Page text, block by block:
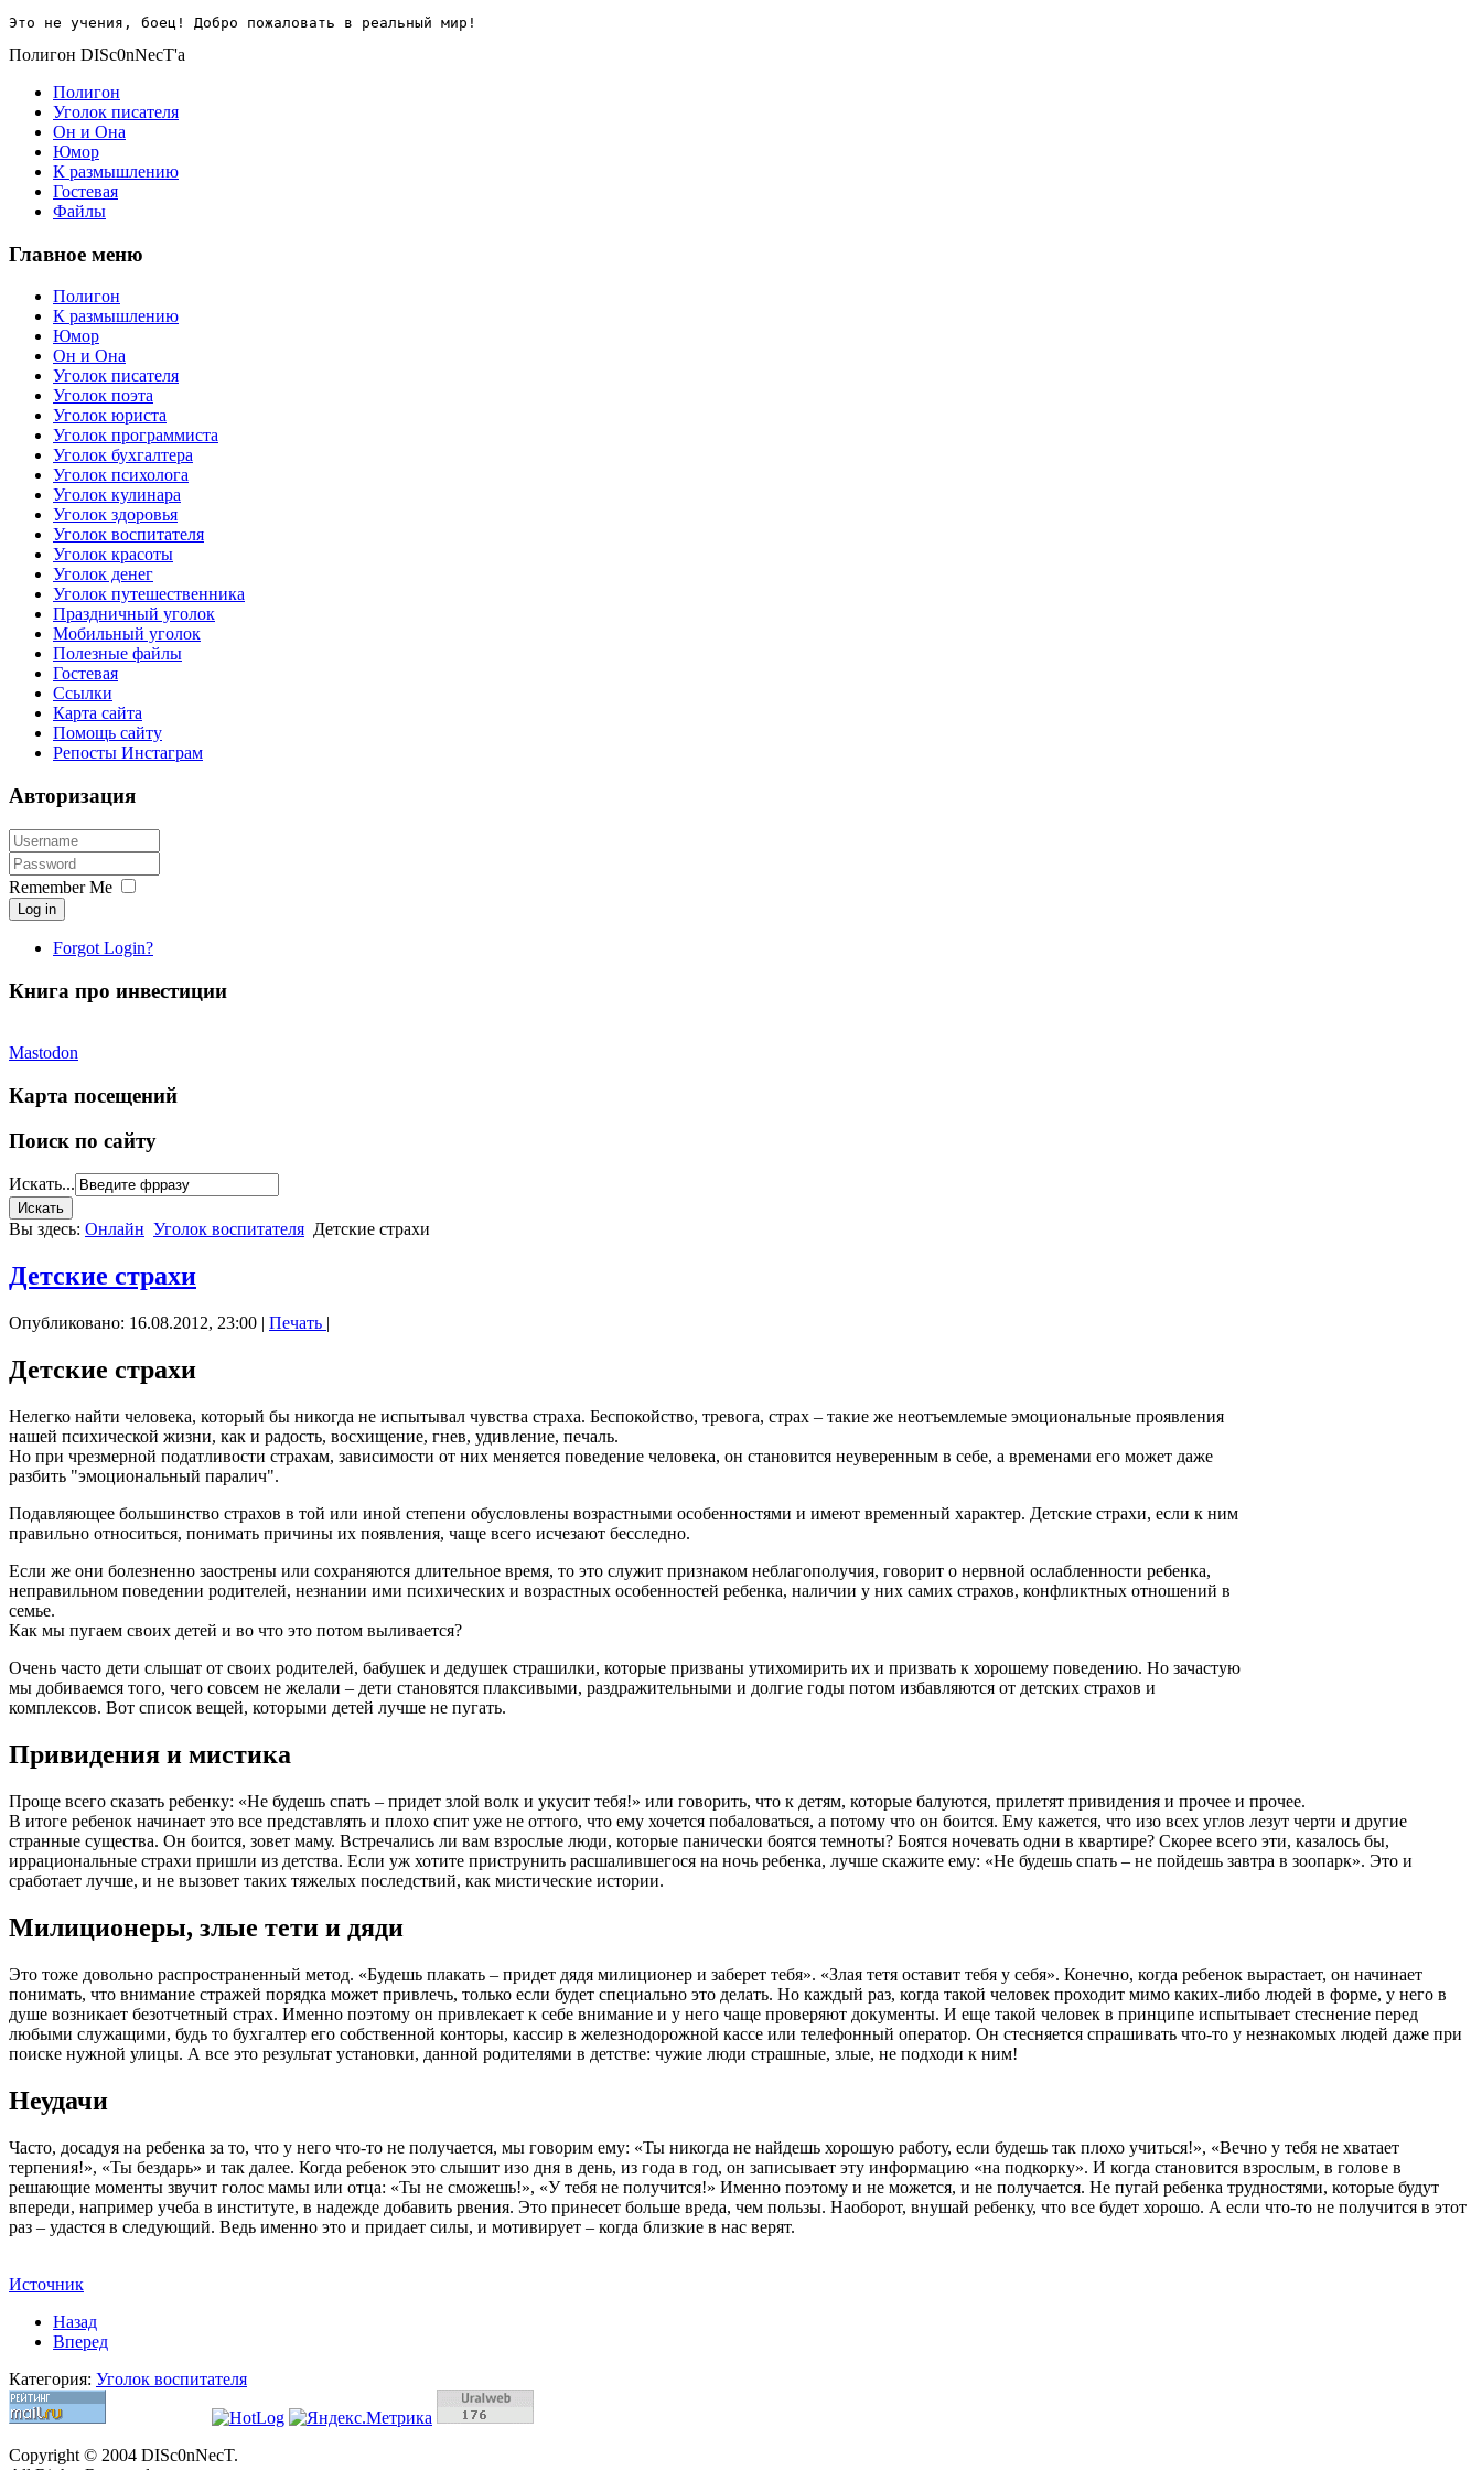
Это не учения, боец! Добро пожаловать в реальный мир!
Полигон DISc0nNecT'a
Полигон
Уголок писателя
Он и Она
Юмор
К размышлению
Гостевая
Файлы
Главное меню
Полигон
К размышлению
Юмор
Он и Она
Уголок писателя
Уголок поэта
Уголок юриста
Уголок программиста
Уголок бухгалтера
Уголок психолога
Уголок кулинара
Уголок здоровья
Уголок воспитателя
Уголок красоты
Уголок денег
Уголок путешественника
Праздничный уголок
Мобильный уголок
Полезные файлы
Гостевая
Ссылки
Карта сайта
Помощь сайту
Репосты Инстаграм
Авторизация
Remember Me
Log in
Forgot Login?
Книга про инвестиции
Mastodon
Карта посещений
Поиск по сайту
Искать...
Вы здесь: Онлайн Уголок воспитателя Детские страхи
Детские страхи
Опубликовано: 16.08.2012, 23:00 | Печать |
Детские страхи
Нелегко найти человека, который бы никогда не испытывал чувства страха. Беспокойство, тревога, страх – такие же неотъемлемые эмоциональные проявления
нашей психической жизни, как и радость, восхищение, гнев, удивление, печаль.
Но при чрезмерной податливости страхам, зависимости от них меняется поведение человека, он становится неуверенным в себе, а временами его может даже
разбить "эмоциональный паралич".
Подавляющее большинство страхов в той или иной степени обусловлены возрастными особенностями и имеют временный характер. Детские страхи, если к ним
правильно относиться, понимать причины их появления, чаще всего исчезают бесследно.
Если же они болезненно заострены или сохраняются длительное время, то это служит признаком неблагополучия, говорит о нервной ослабленности ребенка,
неправильном поведении родителей, незнании ими психических и возрастных особенностей ребенка, наличии у них самих страхов, конфликтных отношений в
семье.
Как мы пугаем своих детей и во что это потом выливается?
Очень часто дети слышат от своих родителей, бабушек и дедушек страшилки, которые призваны утихомирить их и призвать к хорошему поведению. Но зачастую
мы добиваемся того, чего совсем не желали – дети становятся плаксивыми, раздражительными и долгие годы потом избавляются от детских страхов и
комплексов. Вот список вещей, которыми детей лучше не пугать.
Привидения и мистика
Проще всего сказать ребенку: «Не будешь спать – придет злой волк и укусит тебя!» или говорить, что к детям, которые балуются, прилетят привидения и прочее и прочее.
В итоге ребенок начинает это все представлять и плохо спит уже не оттого, что ему хочется побаловаться, а потому что он боится. Ему кажется, что изо всех углов лезут черти и другие
странные существа. Он боится, зовет маму. Встречались ли вам взрослые люди, которые панически боятся темноты? Боятся ночевать одни в квартире? Скорее всего эти, казалось бы,
иррациональные страхи пришли из детства. Если уж хотите приструнить расшалившегося на ночь ребенка, лучше скажите ему: «Не будешь спать – не пойдешь завтра в зоопарк». Это и
сработает лучше, и не вызовет таких тяжелых последствий, как мистические истории.
Милиционеры, злые тети и дяди
Это тоже довольно распространенный метод. «Будешь плакать – придет дядя милиционер и заберет тебя». «Злая тетя оставит тебя у себя». Конечно, когда ребенок вырастает, он начинает
понимать, что внимание стражей порядка может привлечь, только если будет специально это делать. Но каждый раз, когда такой человек проходит мимо каких-либо людей в форме, у него в
душе возникает безотчетный страх. Именно поэтому он привлекает к себе внимание и у него чаще проверяют документы. И еще такой человек в принципе испытывает стеснение перед
любыми служащими, будь то бухгалтер его собственной конторы, кассир в железнодорожной кассе или телефонный оператор. Он стесняется спрашивать что-то у незнакомых людей даже при
поиске нужной улицы. А все это результат установки, данной родителями в детстве: чужие люди страшные, злые, не подходи к ним!
Неудачи
Часто, досадуя на ребенка за то, что у него что-то не получается, мы говорим ему: «Ты никогда не найдешь хорошую работу, если будешь так плохо учиться!», «Вечно у тебя не хватает
терпения!», «Ты бездарь» и так далее. Когда ребенок это слышит изо дня в день, из года в год, он записывает эту информацию «на подкорку». И когда становится взрослым, в голове в
решающие моменты звучит голос мамы или отца: «Ты не сможешь!», «У тебя не получится!» Именно поэтому и не можется, и не получается. Не пугай ребенка трудностями, которые будут
впереди, например учеба в институте, в надежде добавить рвения. Это принесет больше вреда, чем пользы. Наоборот, внушай ребенку, что все будет хорошо. А если что-то не получится в этот
раз – удастся в следующий. Ведь именно это и придает силы, и мотивирует – когда близкие в нас верят.
Источник
Назад
Вперед
Категория: Уголок воспитателя
Copyright © 2004 DISc0nNecT.